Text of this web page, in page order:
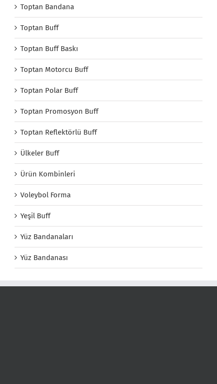
Toptan Bandana
Toptan Buff
Toptan Buff Baskı
Toptan Motorcu Buff
Toptan Polar Buff
Toptan Promosyon Buff
Toptan Reflektörlü Buff
Ülkeler Buff
Ürün Kombinleri
Voleybol Forma
Yeşil Buff
Yüz Bandanaları
Yüz Bandanası